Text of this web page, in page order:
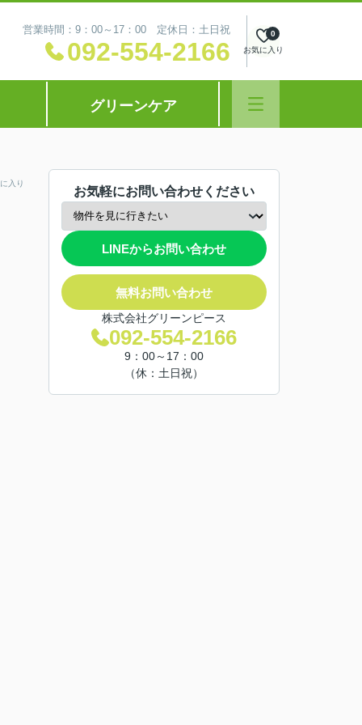
営業時間：9：00～17：00 定休日：土日祝
092-554-2166 お気に入り
0
グリーンケア
入り
お気軽にお問い合わせください
LINEからお問い合わせ
無料お問い合わせ
株式会社グリーンピース
092-554-2166
9：00～17：00
（休：土日祝）